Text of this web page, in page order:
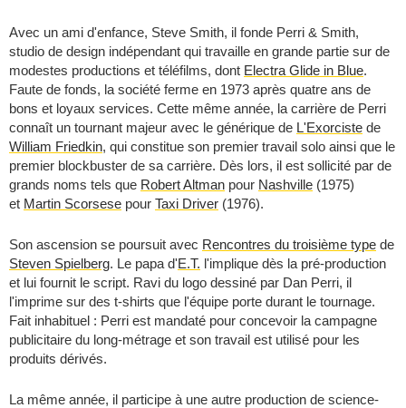
Avec un ami d'enfance, Steve Smith, il fonde Perri & Smith,
studio de design indépendant qui travaille en grande partie sur de
modestes productions et téléfilms, dont Electra Glide in Blue.
Faute de fonds, la société ferme en 1973 après quatre ans de
bons et loyaux services. Cette même année, la carrière de Perri
connaît un tournant majeur avec le générique de L'Exorciste de
William Friedkin, qui constitue son premier travail solo ainsi que le
premier blockbuster de sa carrière. Dès lors, il est sollicité par de
grands noms tels que Robert Altman pour Nashville (1975)
et Martin Scorsese pour Taxi Driver (1976).
Son ascension se poursuit avec Rencontres du troisième type de
Steven Spielberg. Le papa d'E.T. l'implique dès la pré-production
et lui fournit le script. Ravi du logo dessiné par Dan Perri, il
l'imprime sur des t-shirts que l'équipe porte durant le tournage.
Fait inhabituel : Perri est mandaté pour concevoir la campagne
publicitaire du long-métrage et son travail est utilisé pour les
produits dérivés.
La même année, il participe à une autre production de science-